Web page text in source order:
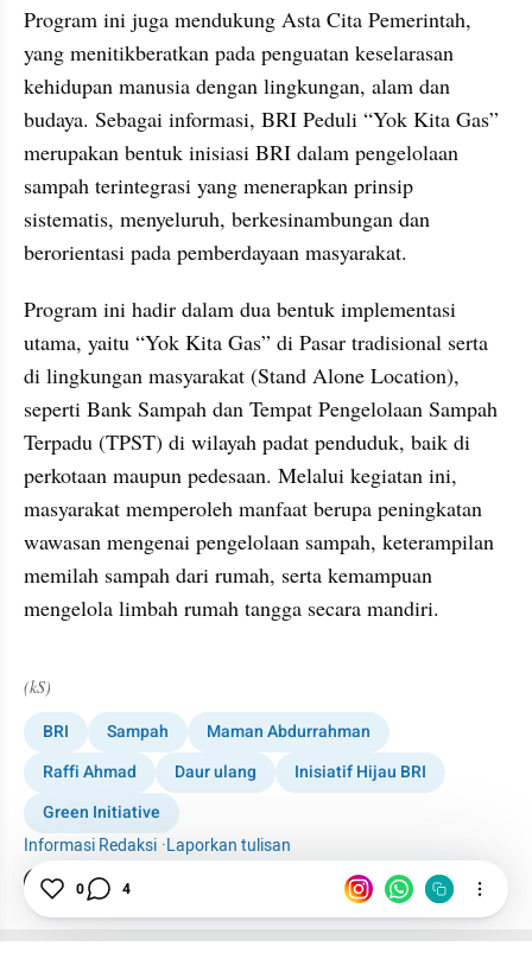
Program ini juga mendukung Asta Cita Pemerintah,
yang menitikberatkan pada penguatan keselarasan
kehidupan manusia dengan lingkungan, alam dan
budaya. Sebagai informasi, BRI Peduli “Yok Kita Gas”
merupakan bentuk inisiasi BRI dalam pengelolaan
sampah terintegrasi yang menerapkan prinsip
sistematis, menyeluruh, berkesinambungan dan
berorientasi pada pemberdayaan masyarakat.
Program ini hadir dalam dua bentuk implementasi
utama, yaitu “Yok Kita Gas” di Pasar tradisional serta
di lingkungan masyarakat (Stand Alone Location),
seperti Bank Sampah dan Tempat Pengelolaan Sampah
Terpadu (TPST) di wilayah padat penduduk, baik di
perkotaan maupun pedesaan. Melalui kegiatan ini,
masyarakat memperoleh manfaat berupa peningkatan
wawasan mengenai pengelolaan sampah, keterampilan
memilah sampah dari rumah, serta kemampuan
mengelola limbah rumah tangga secara mandiri.
(kS)
BRI Sampah
Maman Abdurrahman
Raffi Ahmad
Daur ulang
Inisiatif Hijau BRI
Green Initiative
Informasi Redaksi ·Laporkan tulisan
Editor Section Tim Editor
0 4